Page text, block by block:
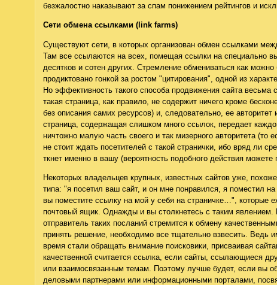
безжалостно наказывают за спам понижением рейтингов и
Сети обмена ссылками (link farms)
Существуют сети, в которых организован обмен ссылками
Там все ссылаются на всех, помещая ссылки на специально
десятков и сотен других. Стремление обмениваться как
продиктовано гонкой за ростом "цитирования", одной из
Но эффективность такого способа продвижения сайта весьма
такая страница, как правило, не содержит ничего кроме
без описания самих ресурсов) и, следовательно, ее авторитет
страница, содержащая слишком много ссылок, передает
ничтожно малую часть своего и так мизерного авторитета (то
не стоит ждать посетителей с такой странички, ибо вряд ли
ткнет именно в вашу (вероятность подобного действия можете
Некоторых владельцев крупных, известных сайтов уже,
типа: "я посетил ваш сайт, и он мне понравился, я поместил
вы поместите ссылку на мой у себя на страничке…", которые
почтовый ящик. Однажды и вы столкнетесь с таким
отправитель таких посланий стремится к обмену
принять решение, необходимо все тщательно взвесить. Ведь
время стали обращать внимание поисковики, присваивая
качественной считается ссылка, если сайты, ссылающиеся
или взаимосвязанным темам. Поэтому лучше будет, если вы
деловыми партнерами или информационными порталами,